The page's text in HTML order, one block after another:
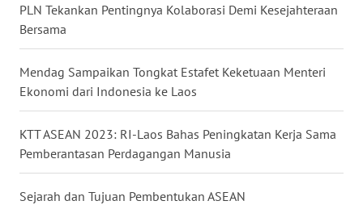
PLN Tekankan Pentingnya Kolaborasi Demi Kesejahteraan
Bersama
Mendag Sampaikan Tongkat Estafet Keketuaan Menteri
Ekonomi dari Indonesia ke Laos
KTT ASEAN 2023: RI-Laos Bahas Peningkatan Kerja Sama
Pemberantasan Perdagangan Manusia
Sejarah dan Tujuan Pembentukan ASEAN
WN
PAPUA
WN
PAPUA
BARAT
WN
RIAU